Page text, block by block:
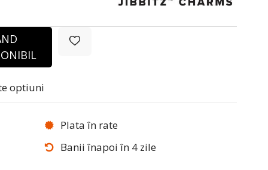
optiuni
Plata în rate
Banii înapoi în 4 zile